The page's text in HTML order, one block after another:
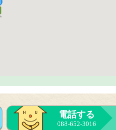
電話する
088-652-3016